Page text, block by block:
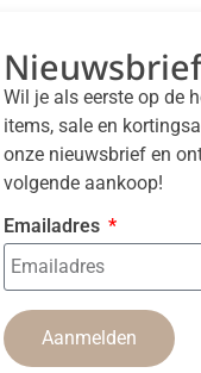
Nieuwsbrief
Wil je als eerste op de
items, sale en
onze nieuwsbrief en
volgende aankoop!
Emailadres
Aanmelden